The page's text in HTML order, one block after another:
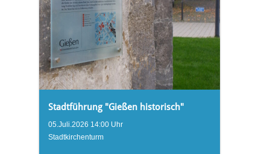
Stadtführung "Gießen historisch"
05.Juli.2026 14:00 Uhr
Stadtkirchenturm